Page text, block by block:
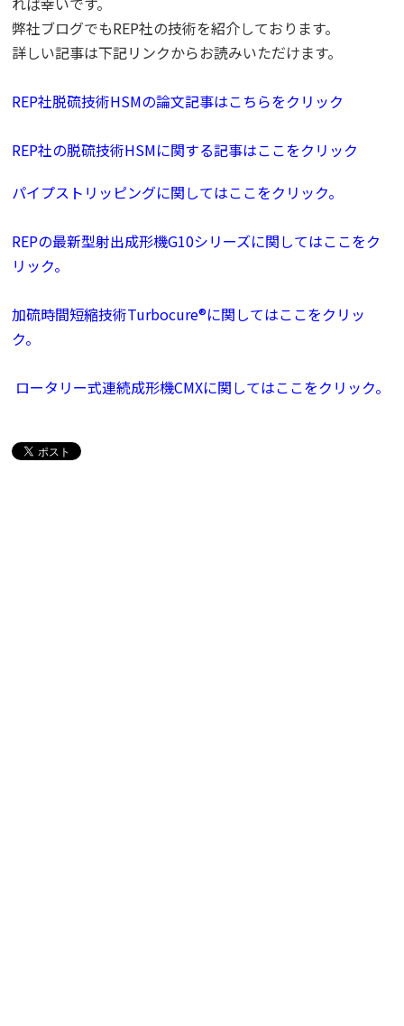
弊社ブログでもREP社の技術を紹介しております。
詳しい記事は下記リンクからお読みいただけます。
REP社脱硫技術HSMの論文記事はこちらをクリック
REP社の脱硫技術HSMに関する記事はここをクリック
パイプストリッピングに関してはここをクリック。
REPの最新型射出成形機G10シリーズに関してはここをク
リック。
加硫時間短縮技術Turbocure®に関してはここをクリッ
ク。
ロータリー式連続成形機CMXに関してはここをクリック。